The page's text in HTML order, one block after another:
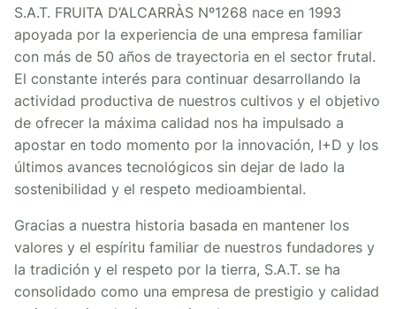
S.A.T. FRUITA D’ALCARRÀS Nº1268 nace en 1993
apoyada por la experiencia de una empresa familiar
con más de 50 años de trayectoria en el sector frutal.
El constante interés para continuar desarrollando la
actividad productiva de nuestros cultivos y el objetivo
de ofrecer la máxima calidad nos ha impulsado a
apostar en todo momento por la innovación, I+D y los
últimos avances tecnológicos sin dejar de lado la
sostenibilidad y el respeto medioambiental.
Gracias a nuestra historia basada en mantener los
valores y el espíritu familiar de nuestros fundadores y
la tradición y el respeto por la tierra, S.A.T. se ha
consolidado como una empresa de prestigio y calidad